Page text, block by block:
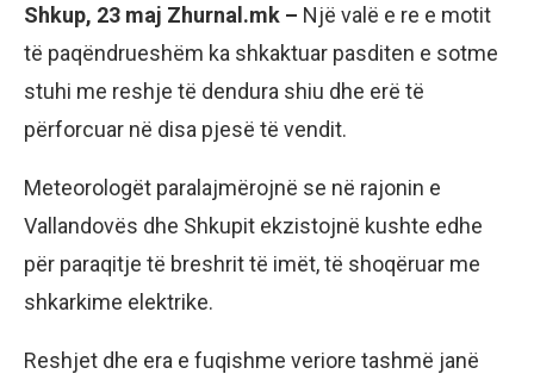
Shkup, 23 maj Zhurnal.mk – Një valë e re e motit
të paqëndrueshëm ka shkaktuar pasditen e sotme
stuhi me reshje të dendura shiu dhe erë të
përforcuar në disa pjesë të vendit.
Meteorologët paralajmërojnë se në rajonin e
Vallandovës dhe Shkupit ekzistojnë kushte edhe
për paraqitje të breshrit të imët, të shoqëruar me
shkarkime elektrike.
Reshjet dhe era e fuqishme veriore tashmë janë